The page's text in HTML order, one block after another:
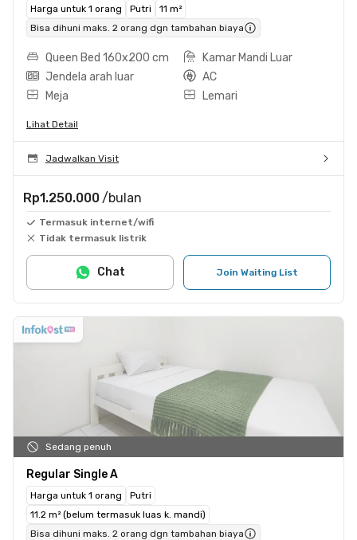
Harga untuk 1 orang Putri
11 m²
Bisa dihuni maks. 2 orang dgn tambahan biaya
Queen Bed 160x200 cm
Kamar Mandi Luar
Jendela arah luar
AC
Meja
Lemari
Lihat Detail
Jadwalkan Visit
Rp1.250.000 /bulan
Termasuk internet/wifi
Tidak termasuk listrik
Join Waiting List
Chat
Sedang penuh
Regular Single A
Harga untuk 1 orang
Putri
11.2 m² (belum termasuk luas k. mandi)
Bisa dihuni maks. 2 orang dgn tambahan biaya